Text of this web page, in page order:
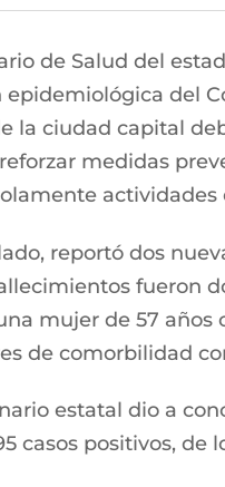
de Salud del
del
la ciudad capital
medidas
actividades
reportó dos
fueron
mujer de 57 años
de comorbilidad
estatal dio a
casos positivos, de